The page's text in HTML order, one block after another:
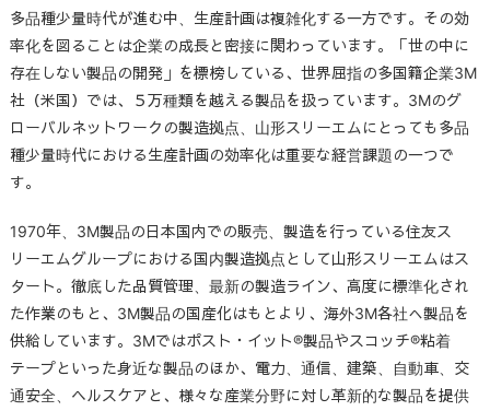
多品種少量時代が進む中、生産計画は複雑化する一方です。その効
率化を図ることは企業の成長と密接に関わっています。「世の中に
存在しない製品の開発」を標榜している、世界屈指の多国籍企業3M
社（米国）では、５万種類を越える製品を扱っています。3Mのグ
ローバルネットワークの製造拠点、山形スリーエムにとっても多品
種少量時代における生産計画の効率化は重要な経営課題の一つで
す。
1970年、3M製品の日本国内での販売、製造を行っている住友ス
リーエムグループにおける国内製造拠点として山形スリーエムはス
タート。徹底した品質管理、最新の製造ライン、高度に標準化され
た作業のもと、3M製品の国産化はもとより、海外3M各社へ製品を
供給しています。3Mではポスト・イット®製品やスコッチ®粘着
テープといった身近な製品のほか、電力、通信、建築、自動車、交
通安全、ヘルスケアと、様々な産業分野に対し革新的な製品を提供